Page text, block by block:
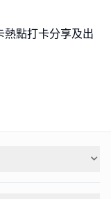
點打卡分享及出